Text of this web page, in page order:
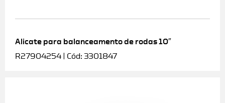
Alicate para balanceamento de rodas 10″
R27904254 | Cód: 3301847